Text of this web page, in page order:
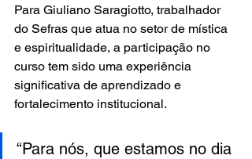
Para Giuliano Saragiotto, trabalhador
do Sefras que atua no setor de mística
e espiritualidade, a participação no
curso tem sido uma experiência
significativa de aprendizado e
fortalecimento institucional.
“Para nós, que estamos no dia